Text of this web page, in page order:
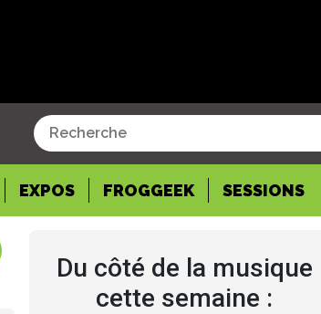
EXPOS FROGGEEK SESSIONS
Du côté de la musique
cette semaine :